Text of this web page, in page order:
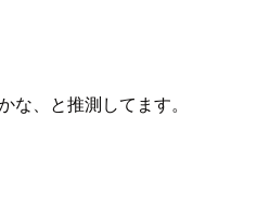
、と推測してます。